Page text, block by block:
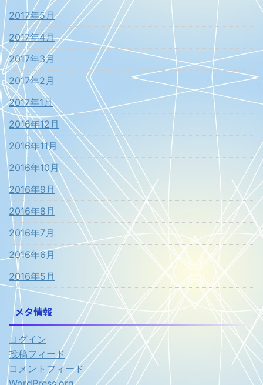
2017年5月
2017年4月
2017年3月
2017年2月
2017年1月
2016年12月
2016年11月
2016年10月
2016年9月
2016年8月
2016年7月
2016年6月
2016年5月
メタ情報
ログイン
投稿フィード
コメントフィード